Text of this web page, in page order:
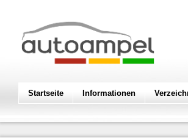
Startseite Informationen